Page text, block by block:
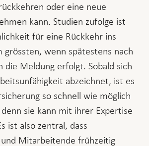
oder eine neue
kann. Studien zufolge ist
für eine Rückkehr ins
grössten, wenn spätestens nach
die Meldung erfolgt. Sobald sich
abzeichnet, ist es
so schnell wie möglich
sie kann mit ihrer Expertise
ist also zentral, dass
Mitarbeitende frühzeitig